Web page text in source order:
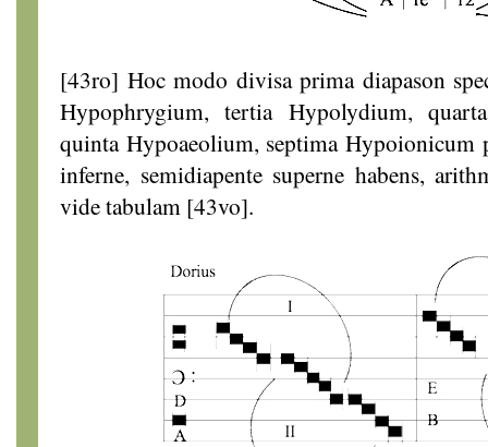
[43ro] Hoc modo divisa prima diapason
Hypophrygium, tertia Hypolydium,
quinta Hypoaeolium, septima Hypoionicum
inferne, semidiapente superne habens,
vide tabulam [43vo].